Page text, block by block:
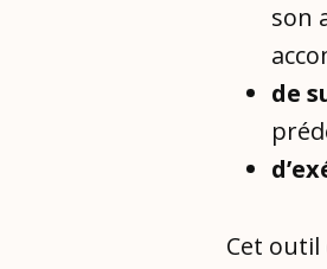
son
de
Cet outil